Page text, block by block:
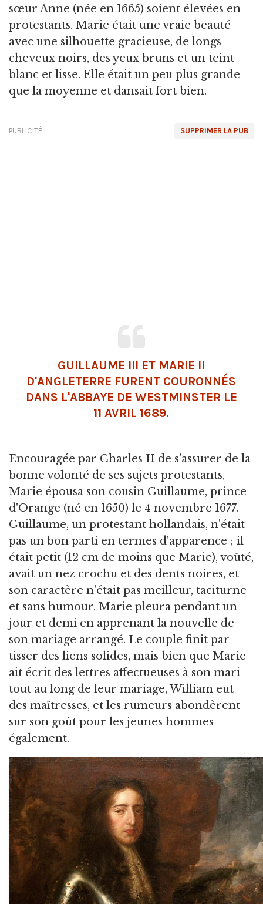
sœur Anne (née en 1665) soient élevées en
protestants. Marie était une vraie beauté
avec une silhouette gracieuse, de longs
cheveux noirs, des yeux bruns et un teint
blanc et lisse. Elle était un peu plus grande
que la moyenne et dansait fort bien.
SUPPRIMER LA PUB
PUBLICITÉ
GUILLAUME III ET MARIE II
D'ANGLETERRE FURENT COURONNÉS
DANS L'ABBAYE DE WESTMINSTER LE
11 AVRIL 1689.
Encouragée par Charles II de s'assurer de la
bonne volonté de ses sujets protestants,
Marie épousa son cousin Guillaume, prince
d'Orange (né en 1650) le 4 novembre 1677.
Guillaume, un protestant hollandais, n'était
pas un bon parti en termes d'apparence ; il
était petit (12 cm de moins que Marie), voûté,
avait un nez crochu et des dents noires, et
son caractère n'était pas meilleur, taciturne
et sans humour. Marie pleura pendant un
jour et demi en apprenant la nouvelle de
son mariage arrangé. Le couple finit par
tisser des liens solides, mais bien que Marie
ait écrit des lettres affectueuses à son mari
tout au long de leur mariage, William eut
des maîtresses, et les rumeurs abondèrent
sur son goût pour les jeunes hommes
également.